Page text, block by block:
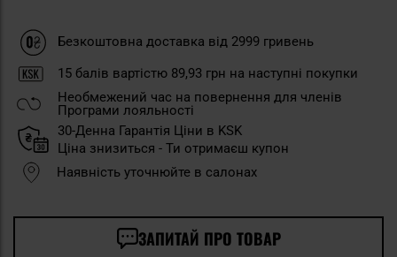
Безкоштовна доставка від 2999 гривень
15 балів вартістю 89,93 грн на наступні покупки
Необмежений час на повернення для членів
Програми лояльності
30-Денна Гарантія Ціни в KSK
Ціна знизиться - Ти отримаєш купон
Наявність уточнюйте в салонах
ЗАПИТАЙ ПРО ТОВАР